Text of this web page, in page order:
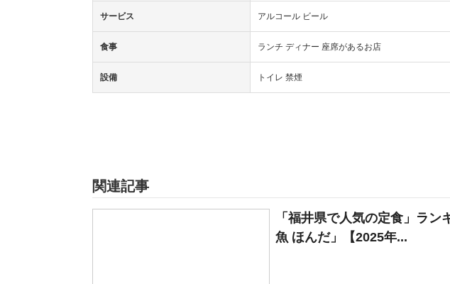
サービス アルコール ビール
食事 ランチ ディナー 座席があるお店
設備 トイレ 禁煙
関連記事
「福井県で人気の定食」ラ
魚 ほんだ」【2025年...